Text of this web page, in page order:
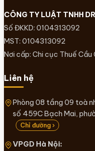
CÔNG TY LUẬT TNHH
Số ĐKKD: 0104313092
MST: 0104313092
Nơi cấp: Chi cục Thuế Cầu
Liên hệ
Phòng 08 tầng 09 toà
số 459C Bạch Mai,
Chỉ đường ›
VPGD Hà Nội: